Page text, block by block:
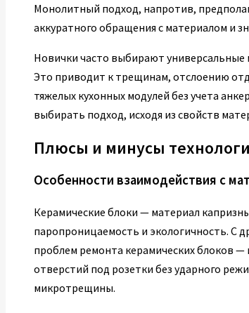
Монолитный подход, напротив,
аккуратного обращения с материалом и
Новички часто выбирают
Это приводит к трещинам, отслоению
тяжелых кухонных модулей без учета
выбирать подход, исходя из свойств
Плюсы и минусы
Особенности взаимодействия с
Керамические блоки — материал
паропроницаемость и экологичность. С
проблем ремонта керамических блоков —
отверстий под розетки без ударного
микротрещины.